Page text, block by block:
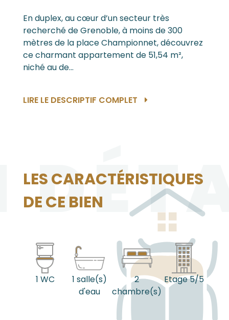
En duplex, au cœur d’un secteur très
recherché de Grenoble, à moins de 300
mètres de la place Championnet, découvrez
ce charmant appartement de 51,54 m²,
niché au de...
LIRE LE DESCRIPTIF COMPLET
LES CARACTÉRISTIQUES
DE CE BIEN
1 WC
1 salle(s)
d'eau
2
chambre(s)
Etage 5/5